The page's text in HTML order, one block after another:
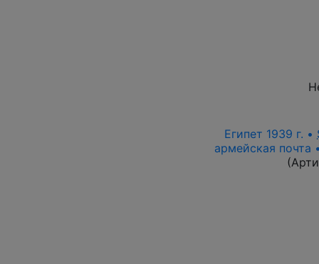
Египет 1939 г. •
армейская почта